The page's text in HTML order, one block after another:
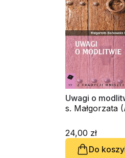
Uwagi o
s. Małgorzata
24,00 zł
Do